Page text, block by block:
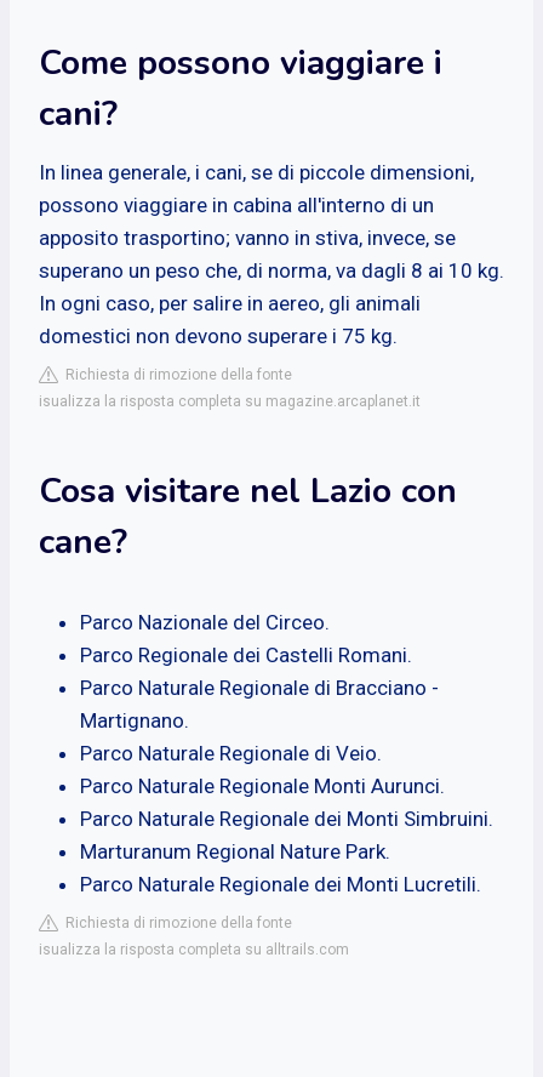
Come possono viaggiare i
cani?
In linea generale, i cani, se di piccole dimensioni,
possono viaggiare in cabina all'interno di un
apposito trasportino; vanno in stiva, invece, se
superano un peso che, di norma, va dagli 8 ai 10 kg.
In ogni caso, per salire in aereo, gli animali
domestici non devono superare i 75 kg.
Richiesta di rimozione della fonte
isualizza la risposta completa su magazine.arcaplanet.it
Cosa visitare nel Lazio con
cane?
Parco Nazionale del Circeo.
Parco Regionale dei Castelli Romani.
Parco Naturale Regionale di Bracciano -
Martignano.
Parco Naturale Regionale di Veio.
Parco Naturale Regionale Monti Aurunci.
Parco Naturale Regionale dei Monti Simbruini.
Marturanum Regional Nature Park.
Parco Naturale Regionale dei Monti Lucretili.
Richiesta di rimozione della fonte
isualizza la risposta completa su alltrails.com